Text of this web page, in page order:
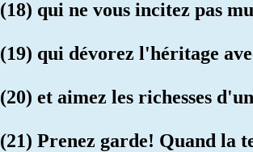
(18) qui ne vous incitez pas
(19) qui dévorez l'héritage
(20) et aimez les richesses
(21) Prenez garde! Quand la